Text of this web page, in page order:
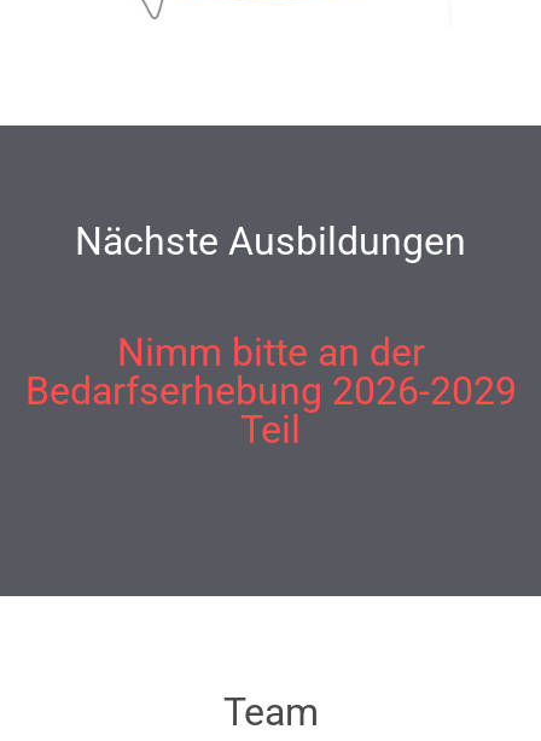
Nächste Ausbildungen
Nimm bitte an der
Bedarfserhebung 2026-2029
Teil
Team